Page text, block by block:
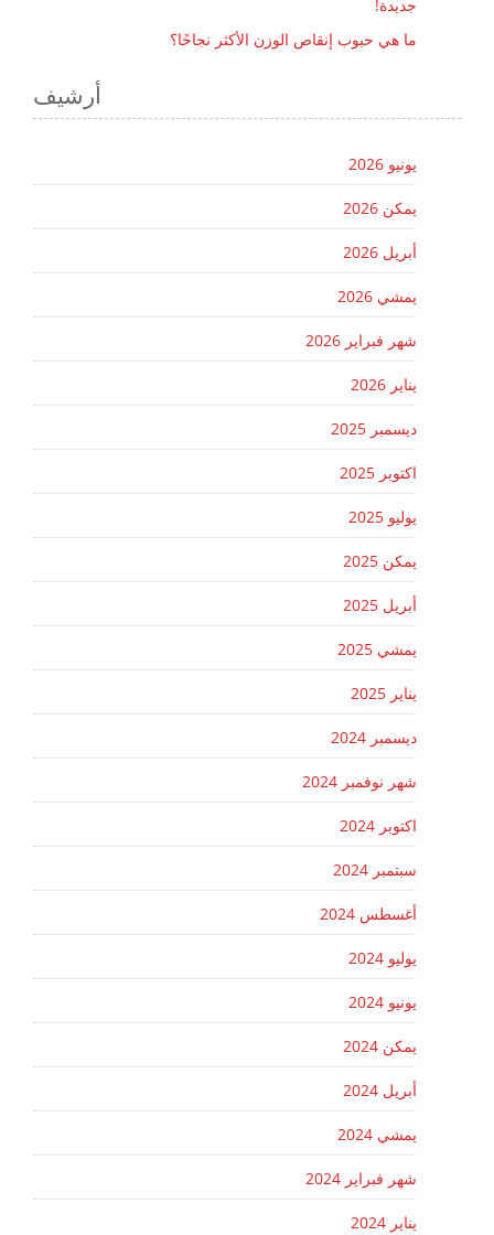
جديدة!
ما هي حبوب إنقاص الوزن الأكثر نجاحًا؟
أرشيف
يونيو 2026
يمكن 2026
أبريل 2026
يمشي 2026
شهر فبراير 2026
يناير 2026
ديسمبر 2025
اكتوبر 2025
يوليو 2025
يمكن 2025
أبريل 2025
يمشي 2025
يناير 2025
ديسمبر 2024
شهر نوفمبر 2024
اكتوبر 2024
سبتمبر 2024
أغسطس 2024
يوليو 2024
يونيو 2024
يمكن 2024
أبريل 2024
يمشي 2024
شهر فبراير 2024
يناير 2024